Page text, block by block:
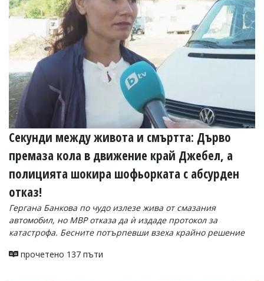
Секунди между живота и смъртта: Дърво
премаза кола в движение край Джебел, а
полицията шокира шофьорката с абсурден
отказ!
Гергана Банкова по чудо излезе жива от смазания
автомобил, но МВР отказа да ѝ издаде протокол за
катастрофа. Бесните потърпевши взеха крайно решение
прочетено 137 пъти